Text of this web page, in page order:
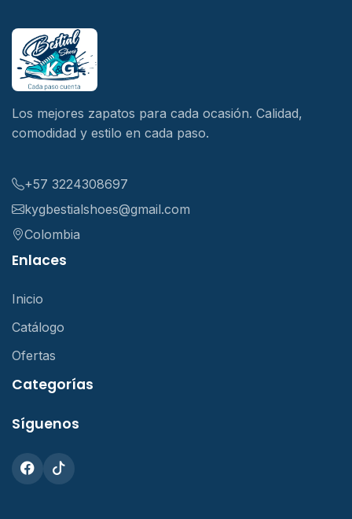
Los mejores zapatos para cada ocasión. Calidad,
comodidad y estilo en cada paso.
+57 3224308697
kygbestialshoes@gmail.com
Colombia
Enlaces
Inicio
Catálogo
Ofertas
Categorías
Síguenos